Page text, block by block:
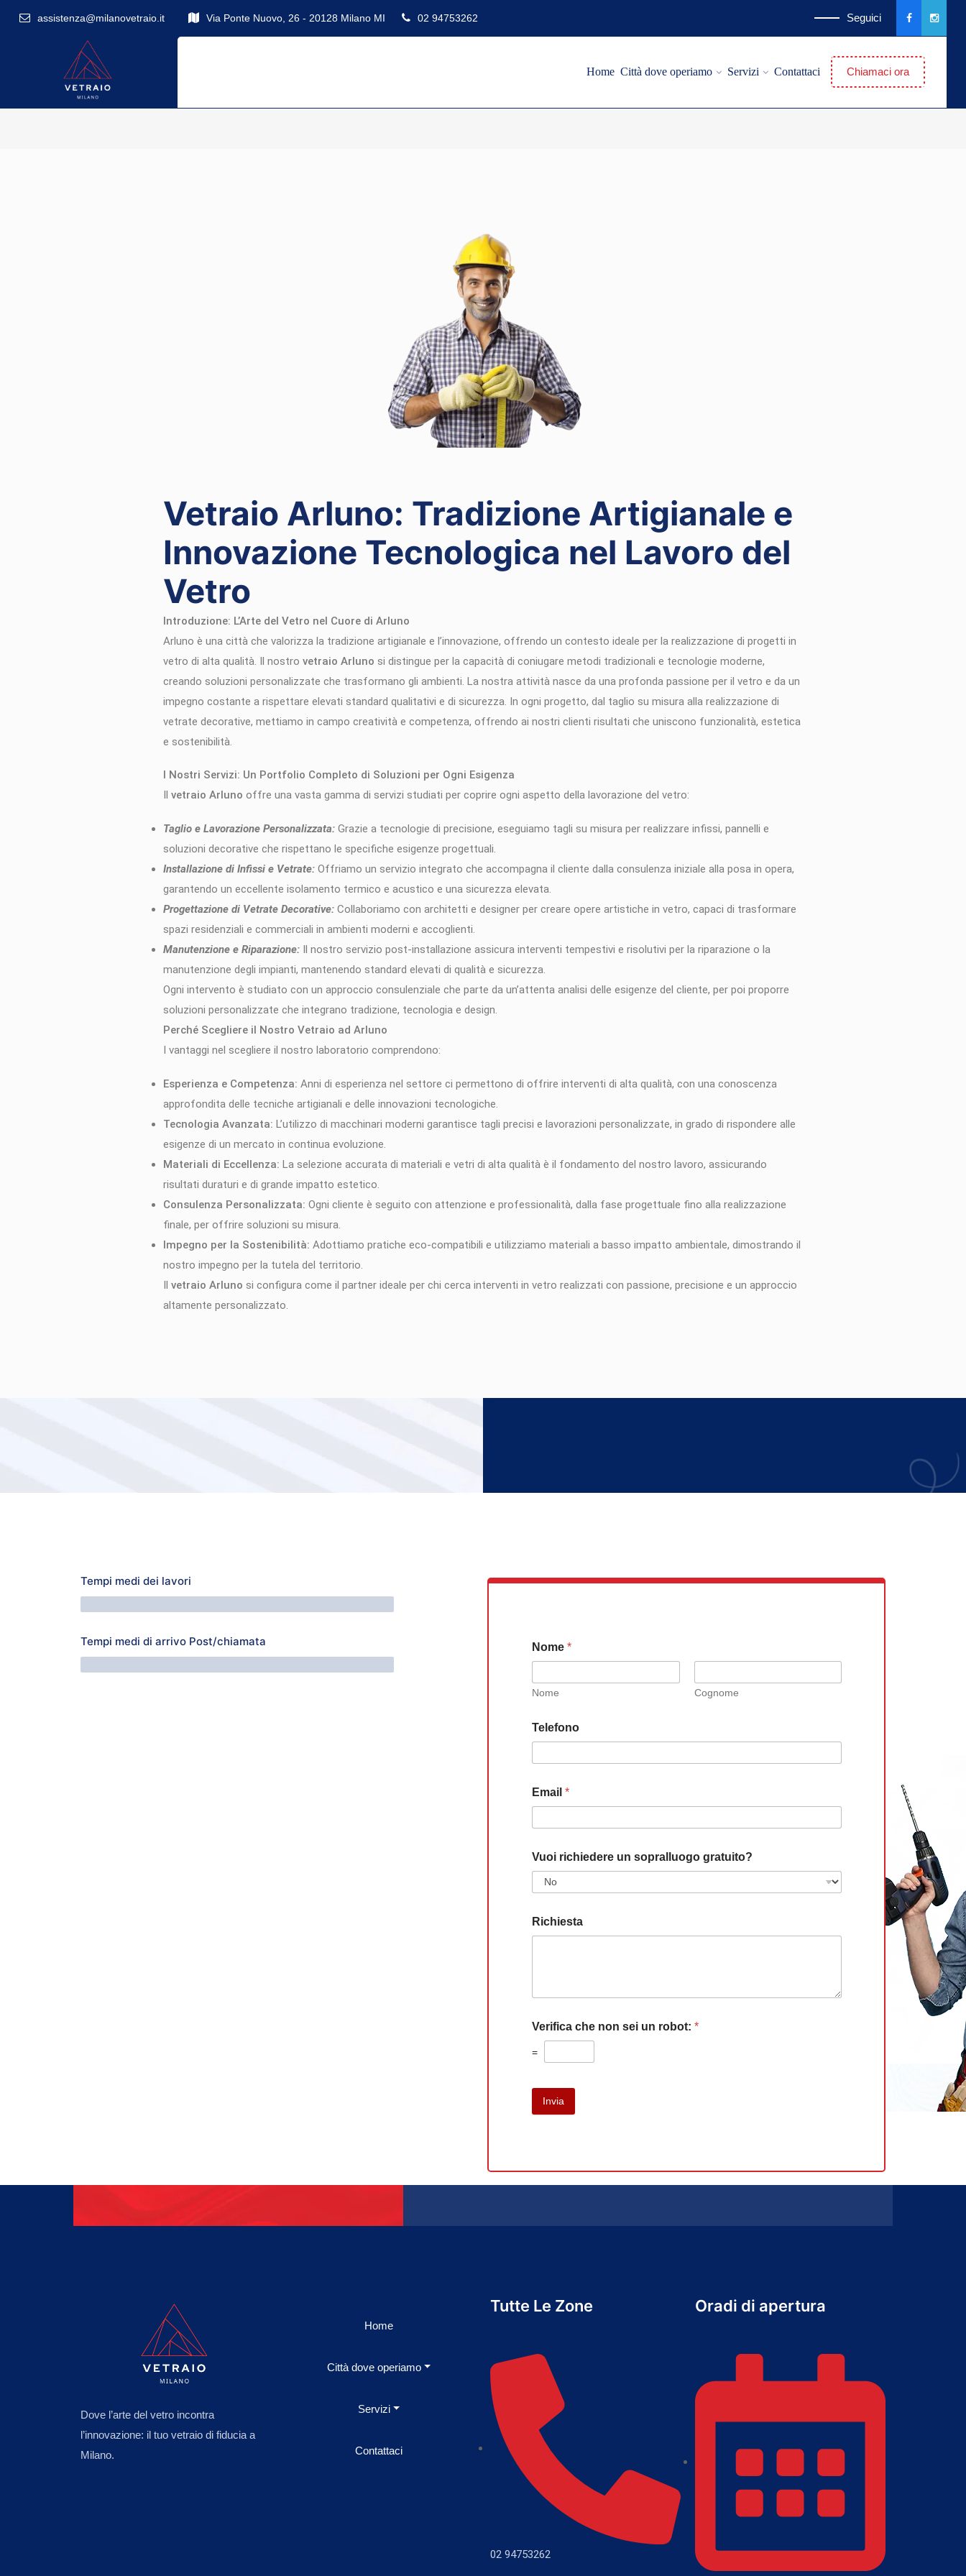
assistenza@milanovetraio.it Via Ponte Nuovo, 26 - 20128 Milano MI 02 94753262 Seguici
Home Città dove operiamo Servizi Contattaci Chiamaci ora
Vetraio Arluno: Tradizione Artigianale e
Innovazione Tecnologica nel Lavoro del
Vetro
Introduzione: L’Arte del Vetro nel Cuore di Arluno
Arluno è una città che valorizza la tradizione artigianale e l’innovazione, offrendo un contesto ideale per la realizzazione di progetti in
vetro di alta qualità. Il nostro vetraio Arluno si distingue per la capacità di coniugare metodi tradizionali e tecnologie moderne,
creando soluzioni personalizzate che trasformano gli ambienti. La nostra attività nasce da una profonda passione per il vetro e da un
impegno costante a rispettare elevati standard qualitativi e di sicurezza. In ogni progetto, dal taglio su misura alla realizzazione di
vetrate decorative, mettiamo in campo creatività e competenza, offrendo ai nostri clienti risultati che uniscono funzionalità, estetica
e sostenibilità.
I Nostri Servizi: Un Portfolio Completo di Soluzioni per Ogni Esigenza
vetraio Arluno offre una vasta gamma di servizi studiati per coprire ogni aspetto della lavorazione del vetro:
Taglio e Lavorazione Personalizzata: Grazie a tecnologie di precisione, eseguiamo tagli su misura per realizzare infissi, pannelli e
soluzioni decorative che rispettano le specifiche esigenze progettuali.
Installazione di Infissi e Vetrate: Offriamo un servizio integrato che accompagna il cliente dalla consulenza iniziale alla posa in opera,
garantendo un eccellente isolamento termico e acustico e una sicurezza elevata.
Progettazione di Vetrate Decorative: Collaboriamo con architetti e designer per creare opere artistiche in vetro, capaci di trasformare
spazi residenziali e commerciali in ambienti moderni e accoglienti.
Manutenzione e Riparazione: Il nostro servizio post-installazione assicura interventi tempestivi e risolutivi per la riparazione o la
manutenzione degli impianti, mantenendo standard elevati di qualità e sicurezza.
Ogni intervento è studiato con un approccio consulenziale che parte da un’attenta analisi delle esigenze del cliente, per poi proporre
soluzioni personalizzate che integrano tradizione, tecnologia e design.
Perché Scegliere il Nostro Vetraio ad Arluno
I vantaggi nel scegliere il nostro laboratorio comprendono:
Esperienza e Competenza: Anni di esperienza nel settore ci permettono di offrire interventi di alta qualità, con una conoscenza
approfondita delle tecniche artigianali e delle innovazioni tecnologiche.
Tecnologia Avanzata: L’utilizzo di macchinari moderni garantisce tagli precisi e lavorazioni personalizzate, in grado di rispondere alle
esigenze di un mercato in continua evoluzione.
Materiali di Eccellenza: La selezione accurata di materiali e vetri di alta qualità è il fondamento del nostro lavoro, assicurando
risultati duraturi e di grande impatto estetico.
Consulenza Personalizzata: Ogni cliente è seguito con attenzione e professionalità, dalla fase progettuale fino alla realizzazione
finale, per offrire soluzioni su misura.
Impegno per la Sostenibilità: Adottiamo pratiche eco-compatibili e utilizziamo materiali a basso impatto ambientale, dimostrando il
nostro impegno per la tutela del territorio.
Il vetraio Arluno si configura come il partner ideale per chi cerca interventi in vetro realizzati con passione, precisione e un approccio
altamente personalizzato.
Tempi medi dei lavori
Tempi medi di arrivo Post/chiamata Nome *
Nome Cognome
Telefono
Email *
Vuoi richiedere un sopralluogo gratuito?
Richiesta
Verifica che non sei un robot: *
=
Invia
Dove l’arte del vetro incontra
l’innovazione: il tuo vetraio di fiducia a
Milano.
Home
Città dove operiamo
Servizi
Contattaci
Tutte Le Zone
02 94753262
Oradi di apertura